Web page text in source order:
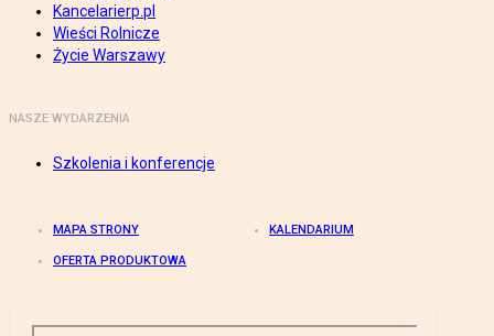
Kancelarierp.pl
Wieści Rolnicze
Życie Warszawy
NASZE WYDARZENIA
Szkolenia i konferencje
MAPA STRONY KALENDARIUM
OFERTA PRODUKTOWA